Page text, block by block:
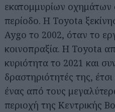
εκατομμυρίων οχημάτων
περίοδο. Η Toyota
Aygo το 2002, όταν το
κοινοπραξία. Η Toyota
κυριότητα το 2021 και
δραστηριότητές της,
ένας από τους
περιοχή της Κεντρικής
Αναζήτηση